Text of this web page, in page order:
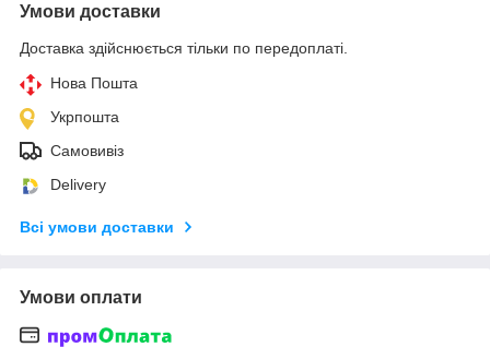
Умови доставки
Доставка здійснюється тільки по передоплаті.
Нова Пошта
Укрпошта
Самовивіз
Delivery
Всі умови доставки
Умови оплати